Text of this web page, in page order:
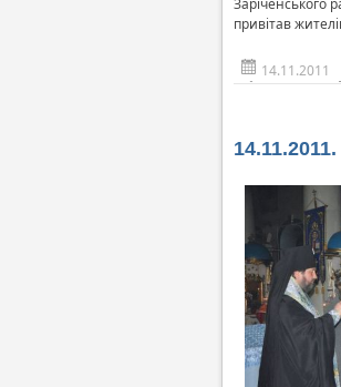
Заріченського
привітав
14.11.2011